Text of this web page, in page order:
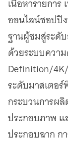
เนื้อหารายกา
ออนไลน์ชอปปิ
ฐานผู้ชมสู่ระดั
ด้วยระบบควา
Definition/
ระดับมาสเตอ
กระบวนการผ
ประกอบภาพ แ
ประกอบฉาก ก